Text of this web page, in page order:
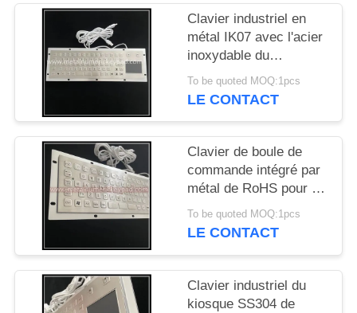
PRIVACY
POLICY
Clavier industriel en
métal IK07 avec l'acier
inoxydable du
Touchpad 304
To be quoted MOQ:1pcs
LE CONTACT
Clavier de boule de
commande intégré par
métal de RoHS pour le
kiosque industriel de
l'information
To be quoted MOQ:1pcs
LE CONTACT
Clavier industriel du
kiosque SS304 de